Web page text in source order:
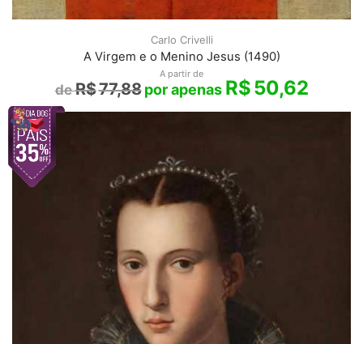
Carlo Crivelli
A Virgem e o Menino Jesus (1490)
A partir de
R$77,88 R$50,62